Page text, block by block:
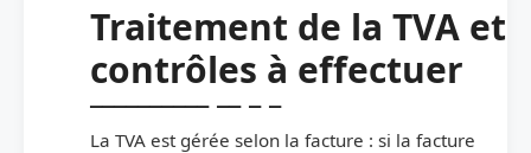
Traitement de la TVA et
contrôles à effectuer
La TVA est gérée selon la facture : si la facture